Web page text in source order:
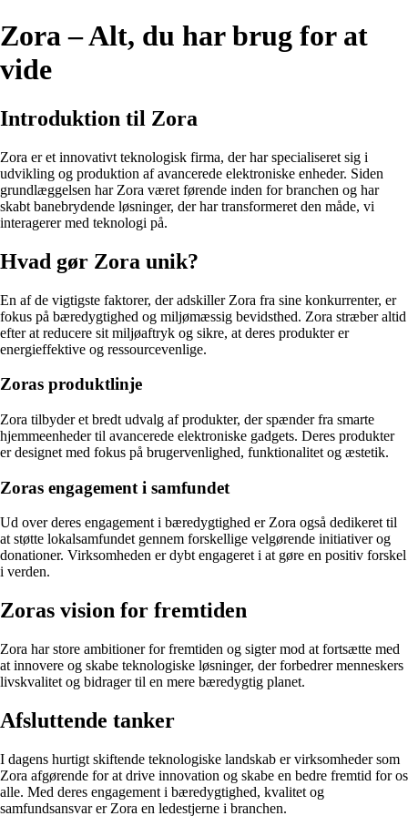
Zora – Alt, du har brug for at
vide
Introduktion til Zora
Zora er et innovativt teknologisk firma, der har specialiseret sig i
udvikling og produktion af avancerede elektroniske enheder. Siden
grundlæggelsen har Zora været førende inden for branchen og har
skabt banebrydende løsninger, der har transformeret den måde, vi
interagerer med teknologi på.
Hvad gør Zora unik?
En af de vigtigste faktorer, der adskiller Zora fra sine konkurrenter, er
fokus på bæredygtighed og miljømæssig bevidsthed. Zora stræber altid
efter at reducere sit miljøaftryk og sikre, at deres produkter er
energieffektive og ressourcevenlige.
Zoras produktlinje
Zora tilbyder et bredt udvalg af produkter, der spænder fra smarte
hjemmeenheder til avancerede elektroniske gadgets. Deres produkter
er designet med fokus på brugervenlighed, funktionalitet og æstetik.
Zoras engagement i samfundet
Ud over deres engagement i bæredygtighed er Zora også dedikeret til
at støtte lokalsamfundet gennem forskellige velgørende initiativer og
donationer. Virksomheden er dybt engageret i at gøre en positiv forskel
i verden.
Zoras vision for fremtiden
Zora har store ambitioner for fremtiden og sigter mod at fortsætte med
at innovere og skabe teknologiske løsninger, der forbedrer menneskers
livskvalitet og bidrager til en mere bæredygtig planet.
Afsluttende tanker
I dagens hurtigt skiftende teknologiske landskab er virksomheder som
Zora afgørende for at drive innovation og skabe en bedre fremtid for os
alle. Med deres engagement i bæredygtighed, kvalitet og
samfundsansvar er Zora en ledestjerne i branchen.